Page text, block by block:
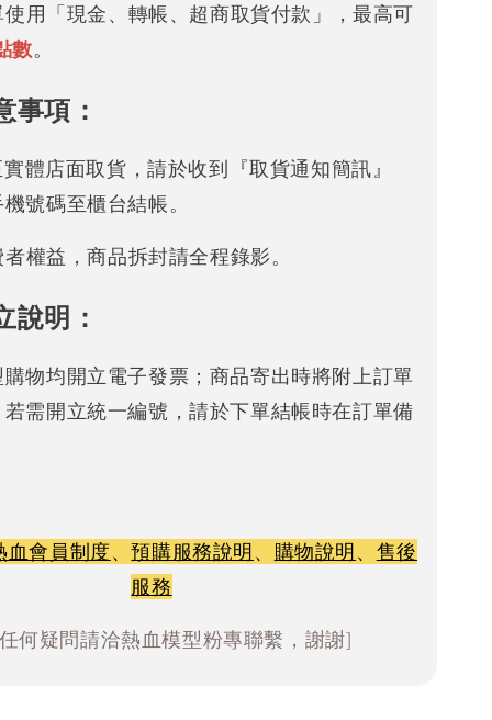
用「現金、轉帳、超商取貨付款」，最高可
數。
事項：
體店面取貨，請於收到『取貨通知簡訊』
號碼至櫃台結帳。
權益，商品拆封請全程錄影。
說明：
物均開立電子發票；商品寄出時將附上訂單
需開立統一編號，請於下單結帳時在訂單備
血會員制度、預購服務說明、 購物說明、 售後
服務
何疑問請洽熱血模型粉專聯繫，謝謝]